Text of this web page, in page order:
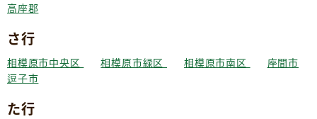
高座郡
さ行
相模原市中央区 相模原市緑区 相模原市南区
座間市
逗子市
た行